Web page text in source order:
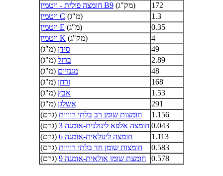
חומצה פולית - ויטמין B9
(מק"ג)
172
ויטמין C
(מ"ג)
1.3
ויטמין E
(מ"ג)
0.35
ויטמין K
(מק"ג)
4
סידן (מ"ג)
49
ברזל (מ"ג)
2.89
מגנזיום (מ"ג)
48
זרחן (מ"ג)
168
אבץ (מ"ג)
1.53
אשלגן (מ"ג)
291
חומצות שומן רב בלתי רוויות (גרם)
1.156
חומצה אלפא לינולנית-אומגה 3
(גרם)
0.043
חומצה לינולאית-אומגה 6
(גרם)
1.113
חומצות שומן חד בלתי רוויות (גרם)
0.583
חומצת שומן אולאית-אומגה 9
(גרם) 0.578